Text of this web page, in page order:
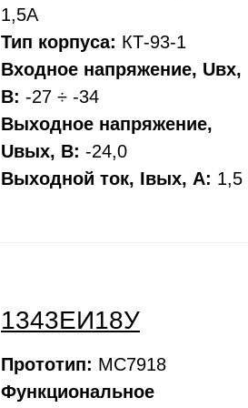
1,5А
Тип корпуса: КТ-93-1
Входное напряжение, Uвх,
В: -27 ÷ -34
Выходное напряжение,
Uвых, В: -24,0
Выходной ток, Iвых, A: 1,5
1343ЕИ18У
Прототип: MC7918
Функциональное